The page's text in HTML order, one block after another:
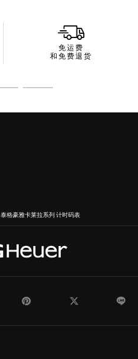
免运费
和免费退货
泰格豪雅卡莱拉系列 计时码表
Pinterest